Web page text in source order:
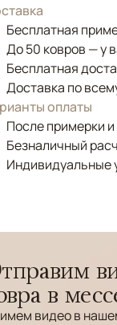
Бесплатная
До 50 ковров — у
Бесплатная
Доставка по
оплаты
После примерки
Безналичный
Индивидуальные
в
видео в